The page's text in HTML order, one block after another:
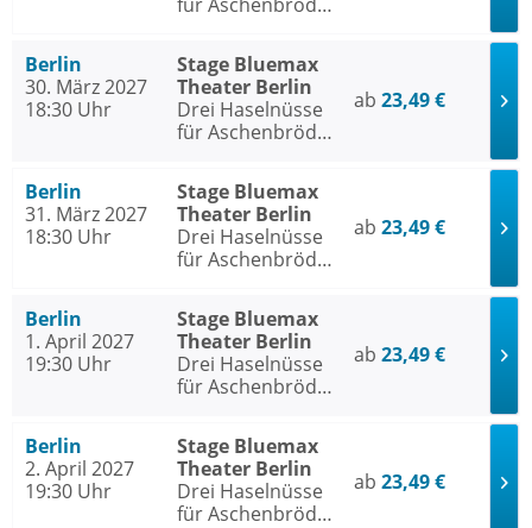
Berlin
30. März 2027
18:30 Uhr
Stage Bluemax
Theater Berlin
Drei Haselnüsse
für Aschenbrödel
ab 23,49 €
Berlin
31. März 2027
18:30 Uhr
Stage Bluemax
Theater Berlin
Drei Haselnüsse
für Aschenbrödel
ab 23,49 €
Berlin
1. April 2027
19:30 Uhr
Stage Bluemax
Theater Berlin
Drei Haselnüsse
für Aschenbrödel
ab 23,49 €
Berlin
2. April 2027
19:30 Uhr
Stage Bluemax
Theater Berlin
Drei Haselnüsse
für Aschenbrödel
ab 23,49 €